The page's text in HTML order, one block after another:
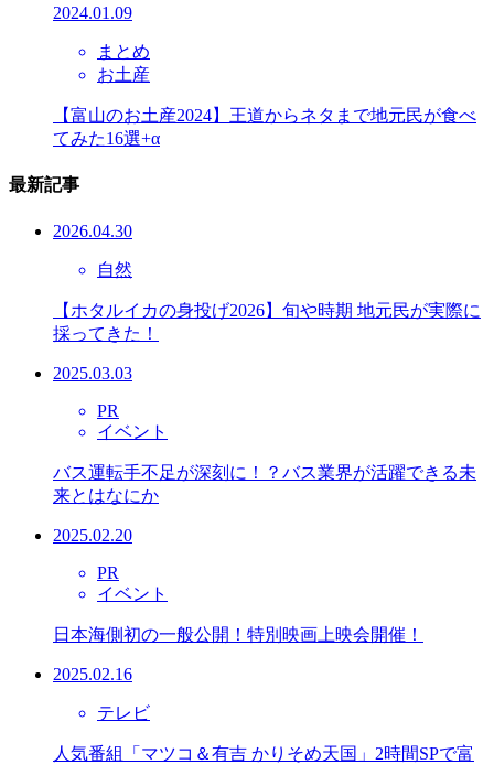
2024.01.09
まとめ
お土産
【富山のお土産2024】王道からネタまで地元民が食べ
てみた16選+α
最新記事
2026.04.30
自然
【ホタルイカの身投げ2026】旬や時期 地元民が実際に
採ってきた！
2025.03.03
PR
イベント
バス運転手不足が深刻に！？バス業界が活躍できる未
来とはなにか
2025.02.20
PR
イベント
日本海側初の一般公開！特別映画上映会開催！
2025.02.16
テレビ
人気番組「マツコ＆有吉 かりそめ天国」2時間SPで富